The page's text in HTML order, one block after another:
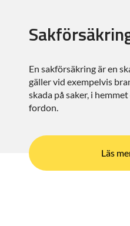
En sakförsäkring är en
gäller vid exempelvis
skada på saker, i
fordon.
Läs